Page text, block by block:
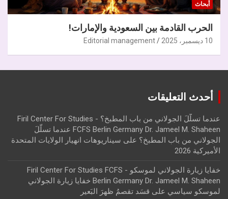
أبحاث
الحرب القادمة بين السعودية والإمارات!
10 ديسمبر، 2025 Editorial management
أحدث التعليقات
عندما تسلّلَ الجولاني من باب المطبخ؟ - Firil Center For Studies
FCFS Berlin Germany Dr. Jameel M. Shaheen عندما تسلّلَ
الجولاني من باب المطبخ؟ على سيناريوهات انهيار الولايات المتحدة
الأميركية 2026
خفايا زيارة الجولاني لموسكو - Firil Center For Studies FCFS
Berlin Germany Dr. Jameel M. Shaheen خفايا زيارة الجولاني
لموسكو سياسي على قسَد تقصمُ ظهرَ البَعير